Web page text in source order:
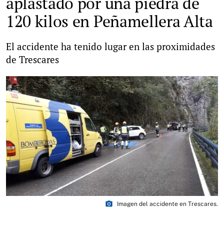
120 kilos en Peñamellera Alta
El accidente ha tenido lugar en las proximidades
de Trescares
photo_camera Imagen del accidente en Trescares.